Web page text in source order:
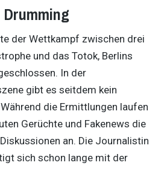
der Wettkampf zwischen drei
und das Totok, Berlins
In der
gibt es seitdem kein
die Ermittlungen laufen
Gerüchte und Fakenews die
an. Die Journalistin
sich schon lange mit der